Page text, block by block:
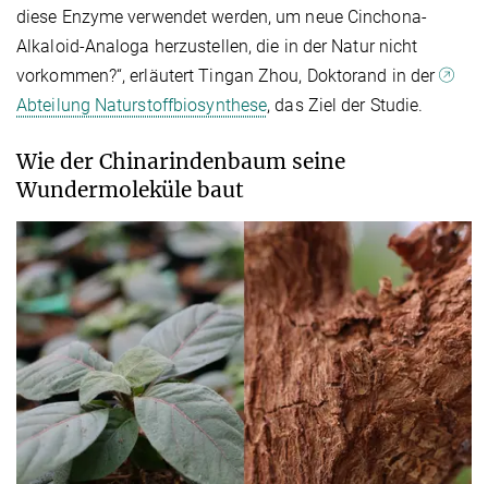
diese Enzyme verwendet werden, um neue Cinchona-
Alkaloid-Analoga herzustellen, die in der Natur nicht
vorkommen?“, erläutert Tingan Zhou, Doktorand in der
Abteilung Naturstoffbiosynthese, das Ziel der Studie.
Wie der Chinarindenbaum seine
Wundermoleküle baut